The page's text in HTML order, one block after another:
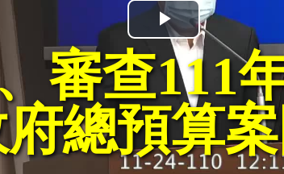
P
l
a
y
審查111
總預算